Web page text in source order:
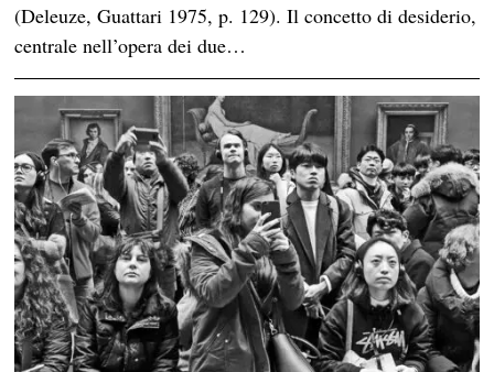
(Deleuze, Guattari 1975, p. 129). Il concetto di desiderio,
centrale nell’opera dei due…